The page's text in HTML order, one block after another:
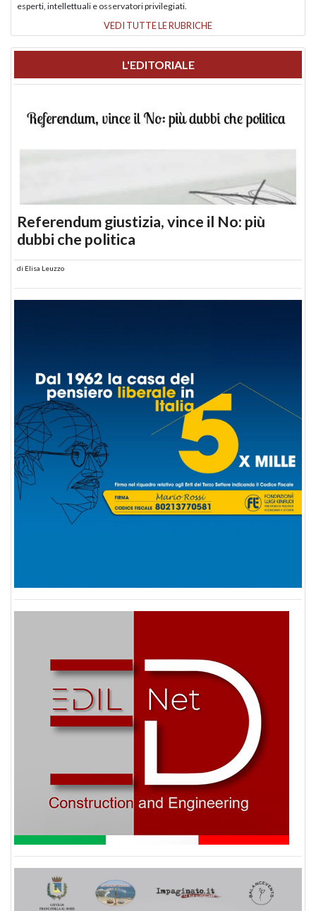
esperti, intellettuali e osservatori privilegiati.
VEDI TUTTE LE RUBRICHE
L'EDITORIALE
Referendum giustizia, vince il No: più
dubbi che politica
di Elisa Leuzzo